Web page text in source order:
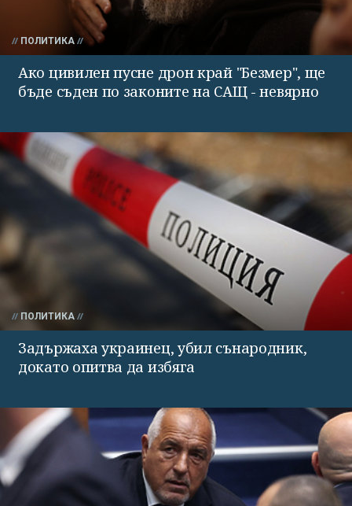
ПОЛИТИКА
Ако цивилен пусне дрон край "Безмер", ще
бъде съден по законите на САЩ - невярно
ПОЛИТИКА
Задържаха украинец, убил сънародник,
докато опитва да избяга